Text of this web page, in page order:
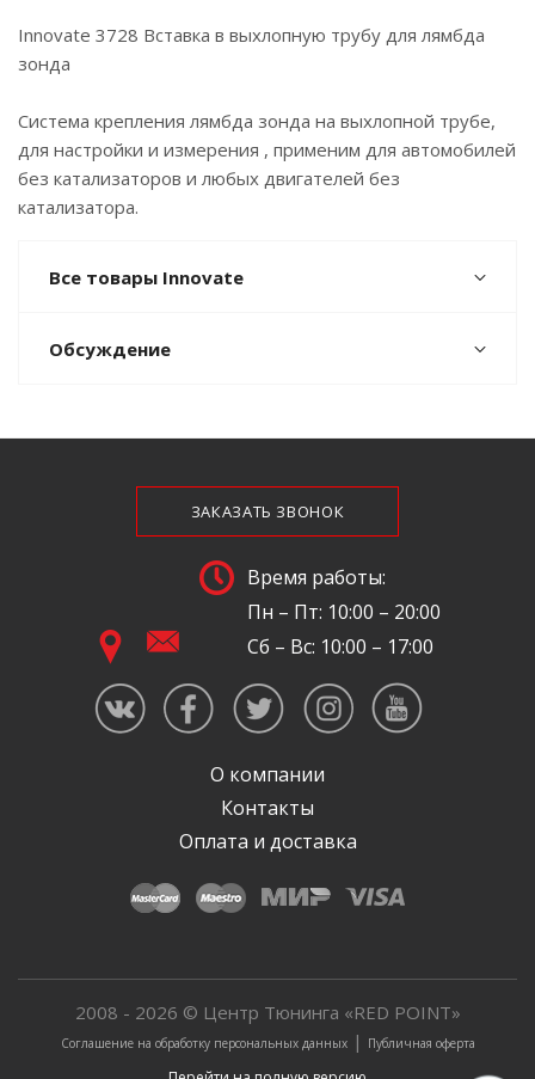
Innovate 3728 Вставка в выхлопную трубу для лямбда
зонда
Система крепления лямбда зонда на выхлопной трубе,
для настройки и измерения , применим для автомобилей
без катализаторов и любых двигателей без
катализатора.
Все товары Innovate
Обсуждение
ЗАКАЗАТЬ ЗВОНОК
Время работы:
Пн – Пт: 10:00 – 20:00
Сб – Вс: 10:00 – 17:00
О компании
Контакты
Оплата и доставка
2008 - 2026 © Центр Тюнинга «RED POINT»
Соглашение на обработку персональных данных| Публичная оферта